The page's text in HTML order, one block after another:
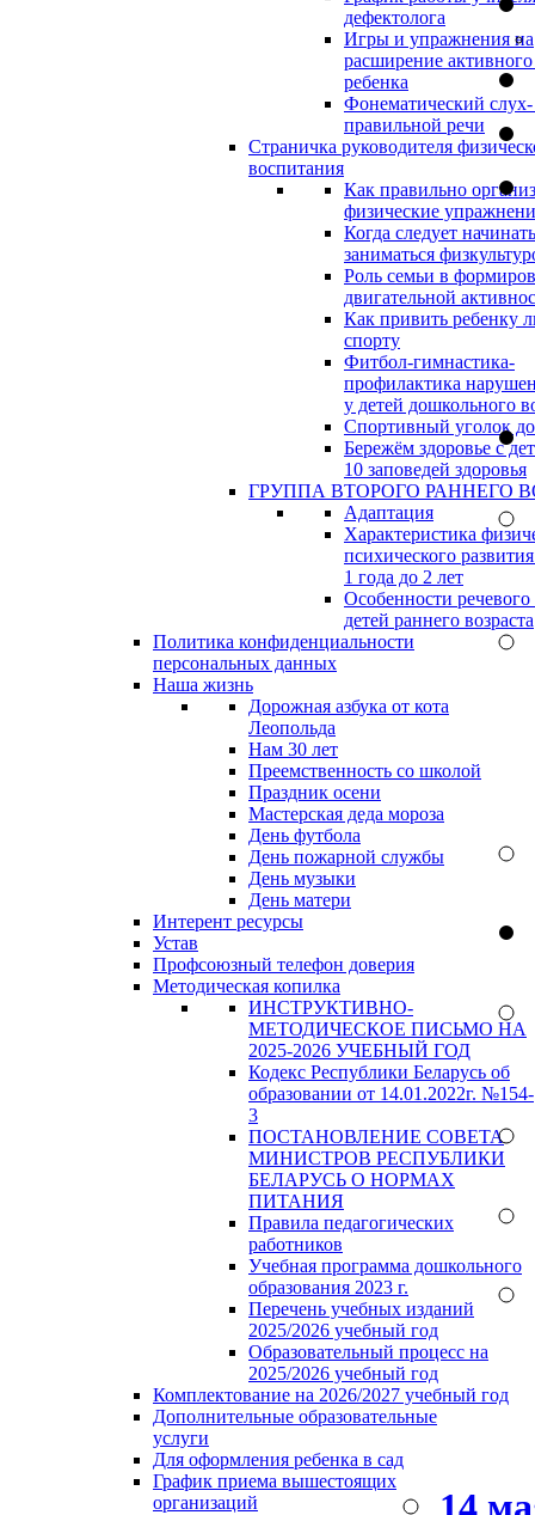
дефектолога
Игры и упражнения на
расширение активного
ребенка
Фонематический слух-
правильной речи
Страничка руководителя
воспитания
Как правильно
физические
Когда следует начинать
заниматься
Роль семьи в
двигательной
Как привить ребенку
спорту
Фитбол-гимнастика-
профилактика
у детей дошкольного
Спортивный уголок
Бережём здоровье с
10 заповедей здоровья
ГРУППА ВТОРОГО РАННЕГО
Адаптация
Характеристика
психического
1 года до 2 лет
Особенности речевого
детей раннего возраста
Политика конфиденциальности
персональных данных
Наша жизнь
Дорожная азбука от кота
Леопольда
Нам 30 лет
Преемственность со школой
Праздник осени
Мастерская деда мороза
День футбола
День пожарной службы
День музыки
День матери
Интерент ресурсы
Устав
Профсоюзный телефон доверия
Методическая копилка
ИНСТРУКТИВНО-
МЕТОДИЧЕСКОЕ ПИСЬМО НА
2025-2026 УЧЕБНЫЙ ГОД
Кодекс Республики Беларусь об
образовании от 14.01.2022г. №154-
3
ПОСТАНОВЛЕНИЕ СОВЕТА
МИНИСТРОВ РЕСПУБЛИКИ
БЕЛАРУСЬ О НОРМАХ
ПИТАНИЯ
Правила педагогических
работников
Учебная программа дошкольного
образования 2023 г.
Перечень учебных изданий
2025/2026 учебный год
Образовательный процесс на
2025/2026 учебный год
Комплектование на 2026/2027 учебный год
Дополнительные образовательные
услуги
Для оформления ребенка в сад
График приема вышестоящих
организаций